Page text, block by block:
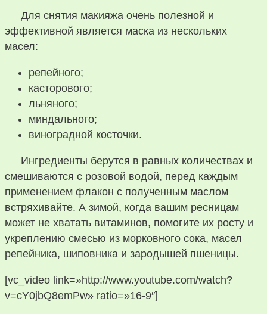
Для снятия макияжа очень полезной и
эффективной является маска из нескольких
масел:
репейного;
касторового;
льняного;
миндального;
виноградной косточки.
Ингредиенты берутся в равных количествах и
смешиваются с розовой водой, перед каждым
применением флакон с полученным маслом
встряхивайте. А зимой, когда вашим ресницам
может не хватать витаминов, помогите их росту и
укреплению смесью из морковного сока, масел
репейника, шиповника и зародышей пшеницы.
[vc_video link=»http://www.youtube.com/watch?
v=cY0jbQ8emPw» ratio=»16-9″]